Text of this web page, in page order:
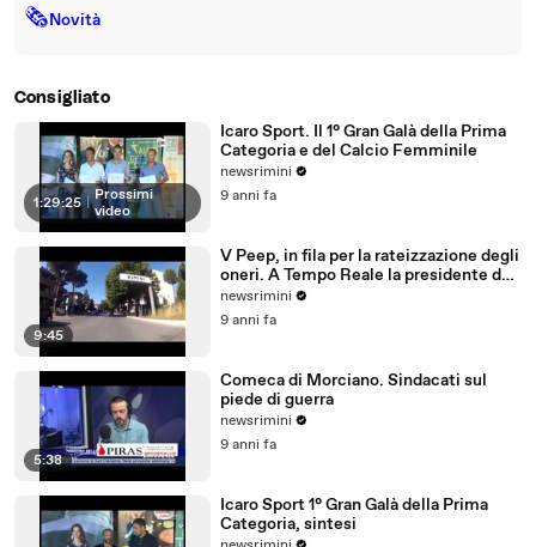
🗞Novità
Consigliato
1:29:25 | Prossimi
video
Icaro Sport. Il 1° Gran Galà della Prima
Categoria e del Calcio Femminile
newsrimini
9 anni fa
9:45
V Peep, in fila per la rateizzazione degli
oneri. A Tempo Reale la presidente del
Comitato
newsrimini
9 anni fa
5:38
Comeca di Morciano. Sindacati sul
piede di guerra
newsrimini
9 anni fa
Icaro Sport 1° Gran Galà della Prima
Categoria, sintesi